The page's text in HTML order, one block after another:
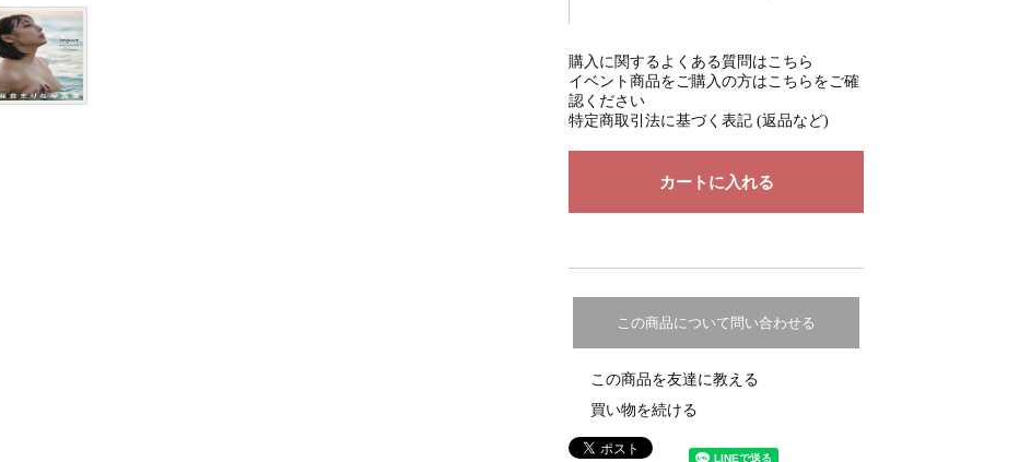
購入に関するよくある質問はこちら
イベント商品をご購入の方はこちらをご確
認ください
特定商取引法に基づく表記 (返品など)
この商品について問い合わせる
この商品を友達に教える
買い物を続ける